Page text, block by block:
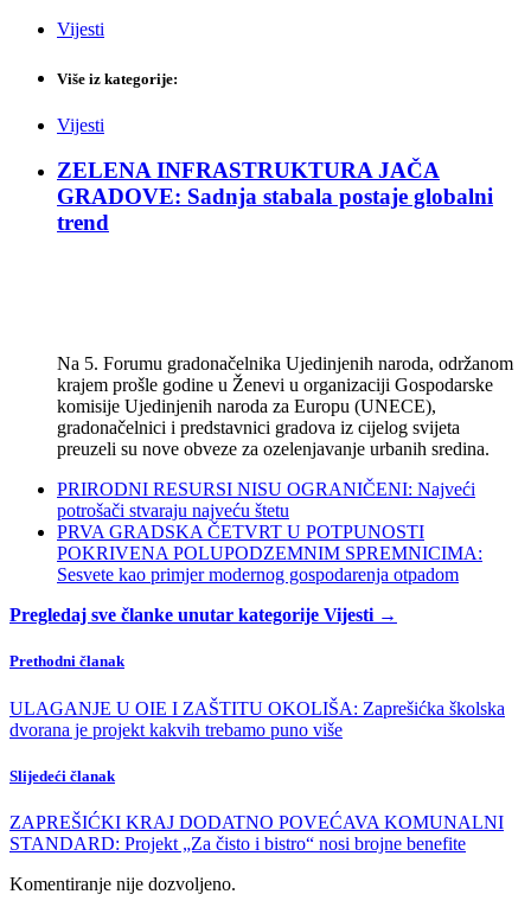
Vijesti
Više iz kategorije:
Vijesti
ZELENA INFRASTRUKTURA JAČA
GRADOVE: Sadnja stabala postaje globalni
trend
Na 5. Forumu gradonačelnika Ujedinjenih naroda, održanom
krajem prošle godine u Ženevi u organizaciji Gospodarske
komisije Ujedinjenih naroda za Europu (UNECE),
gradonačelnici i predstavnici gradova iz cijelog svijeta
preuzeli su nove obveze za ozelenjavanje urbanih sredina.
PRIRODNI RESURSI NISU OGRANIČENI: Najveći
potrošači stvaraju najveću štetu
PRVA GRADSKA ČETVRT U POTPUNOSTI
POKRIVENA POLUPODZEMNIM SPREMNICIMA:
Sesvete kao primjer modernog gospodarenja otpadom
Pregledaj sve članke unutar kategorije Vijesti →
Prethodni članak
ULAGANJE U OIE I ZAŠTITU OKOLIŠA: Zaprešićka školska
dvorana je projekt kakvih trebamo puno više
Slijedeći članak
ZAPREŠIĆKI KRAJ DODATNO POVEĆAVA KOMUNALNI
STANDARD: Projekt „Za čisto i bistro“ nosi brojne benefite
Komentiranje nije dozvoljeno.